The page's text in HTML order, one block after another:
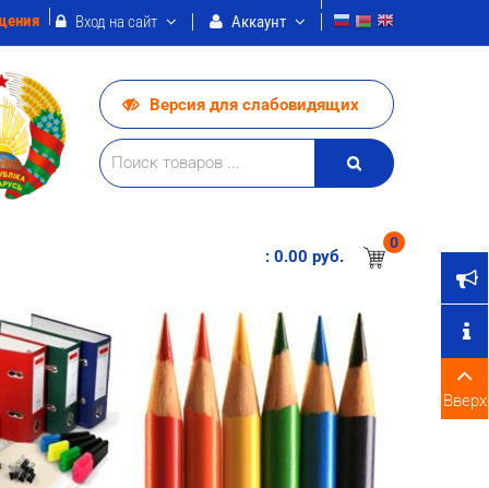
Аккаунт
Вход на сайт
Версия для слабовидящих
0
: 0.00 pуб.
Вверх